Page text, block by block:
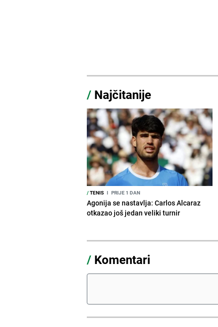
/ Najčitanije
/TENIS I PRIJE 1 DAN
Agonija se nastavlja: Carlos Alcaraz
otkazao još jedan veliki turnir
/ Komentari